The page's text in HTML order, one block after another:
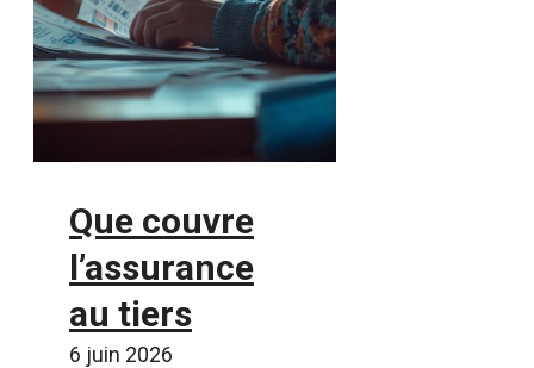
Que couvre
l’assurance
au tiers
6 juin 2026